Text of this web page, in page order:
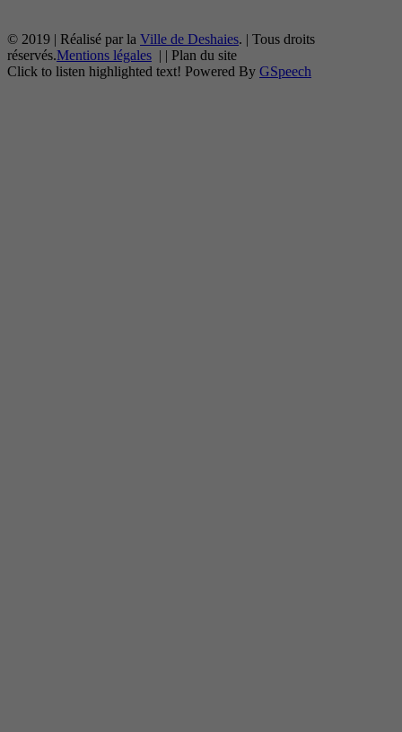
© 2019 | Réalisé par la Ville de Deshaies. | Tous droits
réservés.Mentions légales | | Plan du site
Click to listen highlighted text! Powered By GSpeech